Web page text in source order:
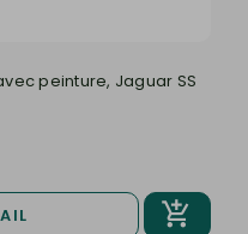
peinture, Jaguar SS